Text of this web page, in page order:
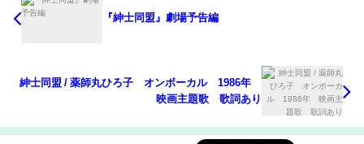
『紳士同盟』劇場予告編
紳士同盟 / 薬師丸ひろ子 オンボーカル 1986年
映画主題歌 歌詞あり